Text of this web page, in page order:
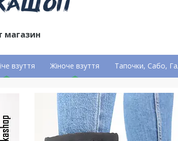
магазин
взуття Жіноче взуття Тапочки, Сабо,